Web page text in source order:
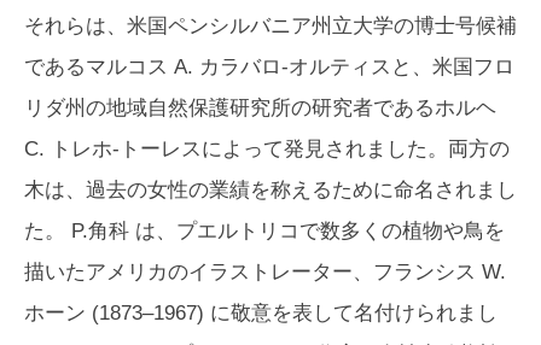
それらは、米国ペンシルバニア州立大学の博士号候補
であるマルコス A. カラバロ-オルティスと、米国フロ
リダ州の地域自然保護研究所の研究者であるホルヘ
C. トレホ-トーレスによって発見されました。両方の
木は、過去の女性の業績を称えるために命名されまし
た。
P.角科 は、プエルトリコで数多くの植物や鳥を
描いたアメリカのイラストレーター、フランシス W.
ホーン (1873–1967) に敬意を表して名付けられまし